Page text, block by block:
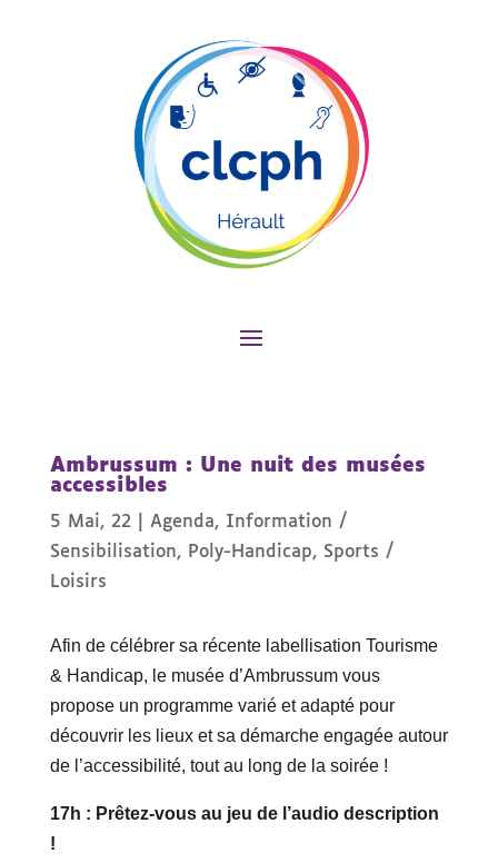
Ambrussum : Une nuit des musées
accessibles
5 Mai, 22| Agenda, Information /
Sensibilisation, Poly-Handicap, Sports /
Loisirs
Afin de célébrer sa récente labellisation Tourisme
& Handicap, le musée d’Ambrussum vous
propose un programme varié et adapté pour
découvrir les lieux et sa démarche engagée autour
de l’accessibilité, tout au long de la soirée !
17h : Prêtez-vous au jeu de l’audio description
!